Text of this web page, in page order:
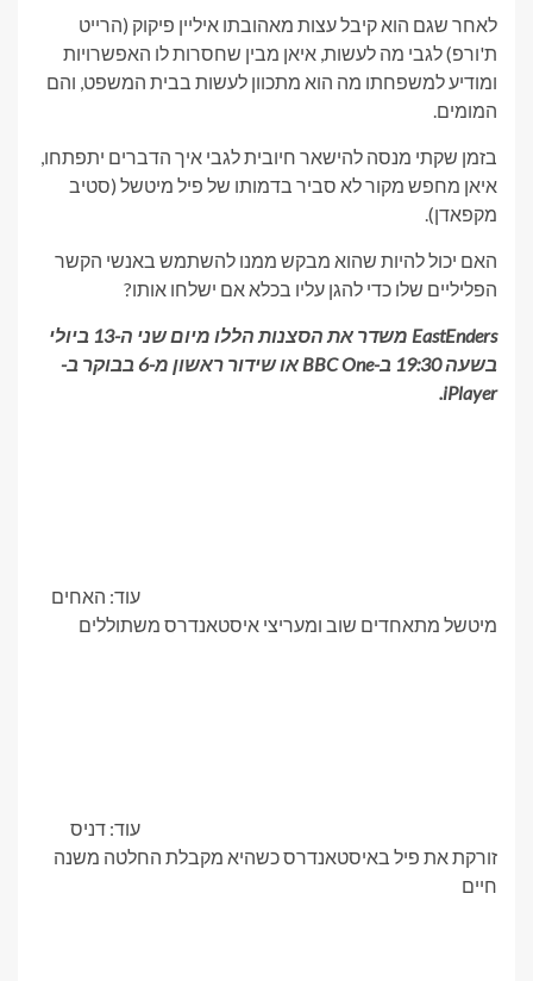
לאחר שגם הוא קיבל עצות מאהובתו איליין פיקוק (הרייט
ת'ורפ) לגבי מה לעשות, איאן מבין שחסרות לו האפשרויות
ומודיע למשפחתו מה הוא מתכוון לעשות בבית המשפט, והם
המומים.
בזמן שקתי מנסה להישאר חיובית לגבי איך הדברים יתפתחו,
איאן מחפש מקור לא סביר בדמותו של פיל מיטשל (סטיב
מקפאדן).
האם יכול להיות שהוא מבקש ממנו להשתמש באנשי הקשר
הפליליים שלו כדי להגן עליו בכלא אם ישלחו אותו?
EastEnders משדר את הסצנות הללו מיום שני ה-13 ביולי
בשעה 19:30 ב-BBC One או שידור ראשון מ-6 בבוקר ב-
iPlayer.
עוד: האחים
מיטשל מתאחדים שוב ומעריצי איסטאנדרס משתוללים
עוד: דניס
זורקת את פיל באיסטאנדרס כשהיא מקבלת החלטה משנה
חיים